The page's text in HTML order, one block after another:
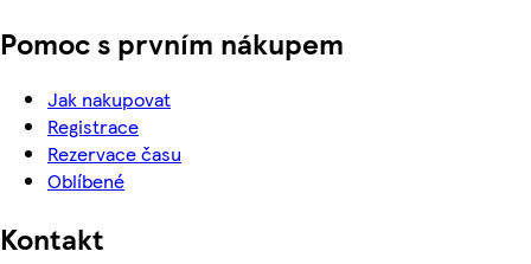
Pomoc s prvním nákupem
Jak nakupovat
Registrace
Rezervace času
Oblíbené
Kontakt